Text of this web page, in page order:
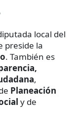
local del
preside la
. También es
,
Planeación
y de